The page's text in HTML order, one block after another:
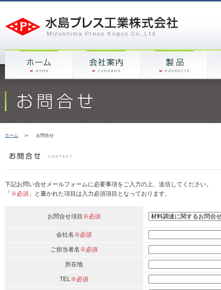
ホーム ≫ お問合せ
下記お問い合せメールフォームに必要事項をご入力の上、送信してください。
「 ※必須 」と書かれた項目は入力必須項目となっております。
お問合せ項目 ※必須
会社名 ※必須
ご担当者名 ※必須
所在地
TEL※必須